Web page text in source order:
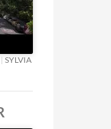
SYLVIA